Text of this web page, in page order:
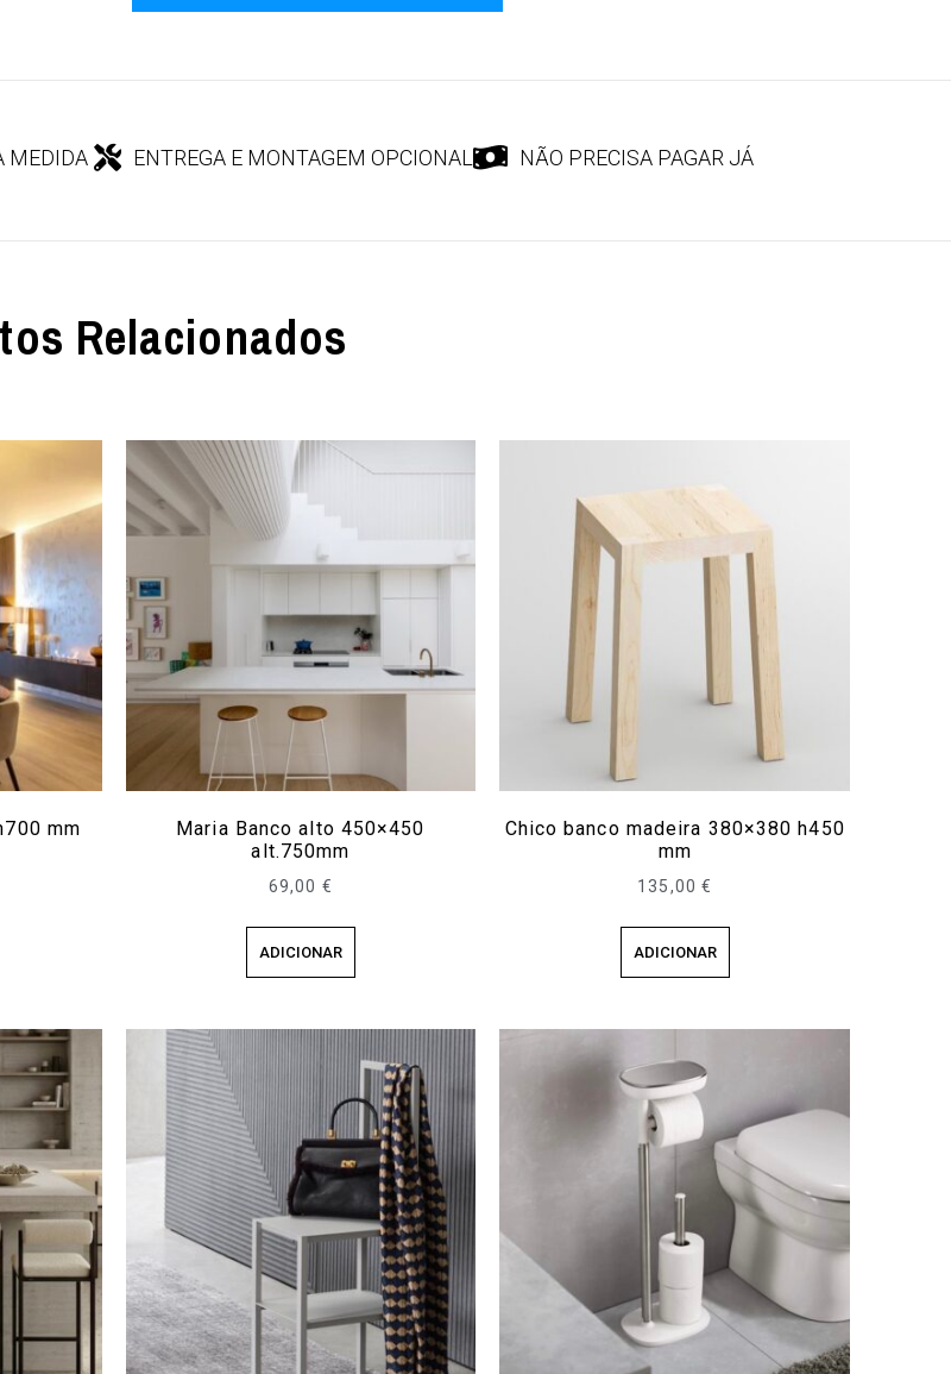
MEDIDA ENTREGA E MONTAGEM OPCIONAL NÃO PRECISA PAGAR JÁ
Relacionados
mm
Maria Banco alto 450×450
alt.750mm
69,00 €
ADICIONAR
Chico banco madeira 380×380 h450
mm
135,00 €
ADICIONAR